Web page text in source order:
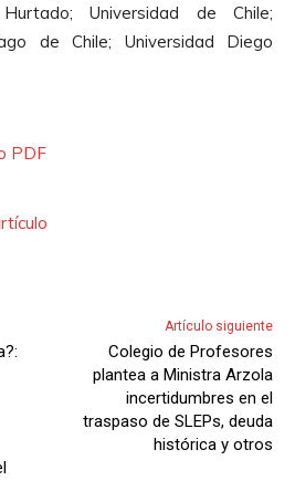
Universidad de Chile;
de Chile; Universidad Diego
PDF
Artículo siguiente
Colegio de Profesores
plantea a Ministra Arzola
incertidumbres en el
traspaso de SLEPs, deuda
histórica y otros